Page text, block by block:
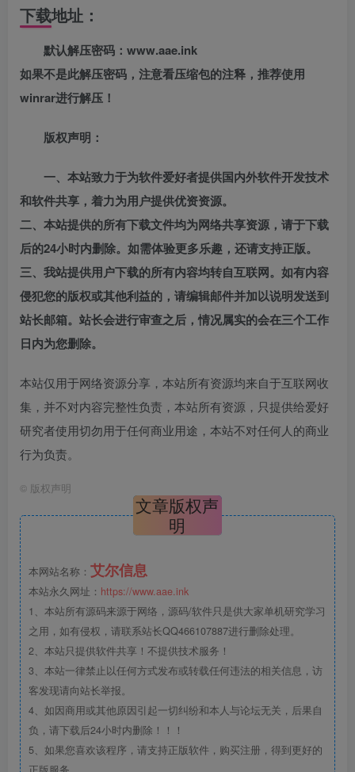
下载地址：
默认解压密码：www.aae.ink
如果不是此解压密码，注意看压缩包的注释，推荐使用
winrar进行解压！
版权声明：
一、本站致力于为软件爱好者提供国内外软件开发技术
和软件共享，着力为用户提供优资资源。
二、本站提供的所有下载文件均为网络共享资源，请于下载
后的24小时内删除。如需体验更多乐趣，还请支持正版。
三、我站提供用户下载的所有内容均转自互联网。如有内容
侵犯您的版权或其他利益的，请编辑邮件并加以说明发送到
站长邮箱。站长会进行审查之后，情况属实的会在三个工作
日内为您删除。
本站仅用于网络资源分享，本站所有资源均来自于互联网收
集，并不对内容完整性负责，本站所有资源，只提供给爱好
研究者使用切勿用于任何商业用途，本站不对任何人的商业
行为负责。
© 版权声明
文章版权声
明
本网站名称： 艾尔信息
本站永久网址： https://www.aae.ink
1、本站所有源码来源于网络，源码/软件只是供大家单机研究学习
之用，如有侵权，请联系站长QQ466107887进行删除处理。
2、本站只提供软件共享！不提供技术服务！
3、本站一律禁止以任何方式发布或转载任何违法的相关信息，访
客发现请向站长举报。
4、如因商用或其他原因引起一切纠纷和本人与论坛无关，后果自
负，请下载后24小时内删除！！！
5、如果您喜欢该程序，请支持正版软件，购买注册，得到更好的